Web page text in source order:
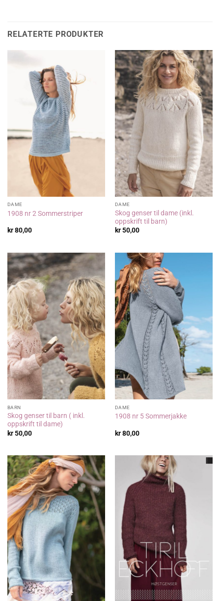
RELATERTE PRODUKTER
DAME
1908 nr 2 Sommerstriper
kr80,00
DAME
Skog genser til dame (inkl.
oppskrift til barn)
kr50,00
BARN
Skog genser til barn ( inkl.
oppskrift til dame)
kr50,00
DAME
1908 nr 5 Sommerjakke
kr80,00